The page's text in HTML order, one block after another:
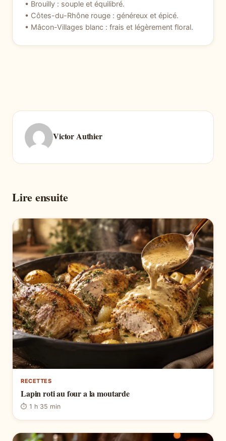
• Brouilly : souple et équilibré.
• Côtes-du-Rhône rouge : généreux et épicé.
• Mâcon-Villages blanc : frais et légèrement floral.
Victor Authier
Lire ensuite
RECETTES
Lapin roti au four a la moutarde
⏱ 1 h 35 min